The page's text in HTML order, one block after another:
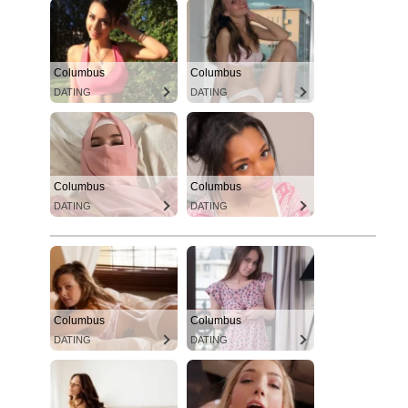
Columbus
DATING
Columbus
DATING
Columbus
DATING
Columbus
DATING
Columbus
DATING
Columbus
DATING